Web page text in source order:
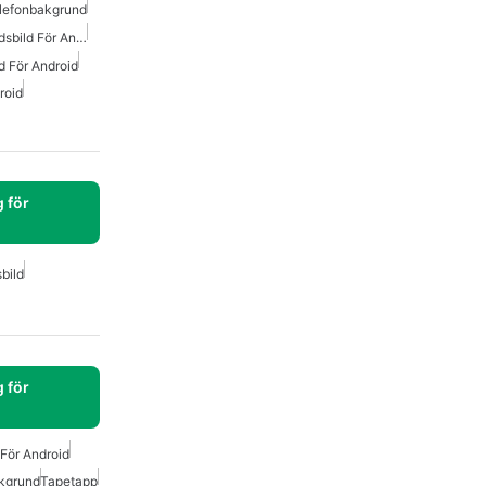
Vatten Levande Bakgrundsbild För Android
För Android
för
för
Android
Tapetapp